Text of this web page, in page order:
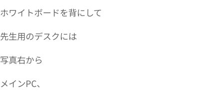
ホワイトボードを背にして
先生用のデスクには
写真右から
メインPC、